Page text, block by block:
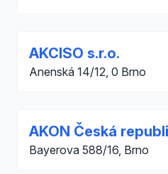
AKCISO s.r.o.
Anenská 14/12, 0 Brno
AKON Česká
Bayerova 588/16, Brno